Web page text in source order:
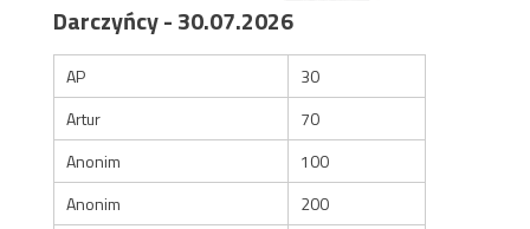
Darczyńcy - 30.07.2026
AP
30
Artur
70
Anonim
100
Anonim
200